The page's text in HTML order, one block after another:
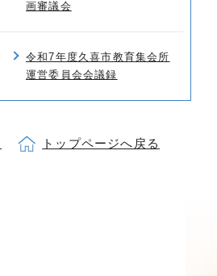
画審議会
令和7年度久喜市教育集会所
運営委員会会議録
トップページへ戻る